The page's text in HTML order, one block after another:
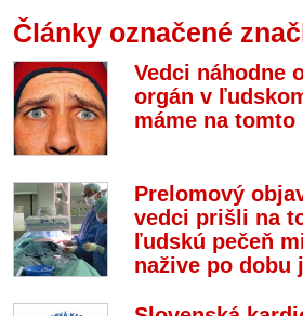
Články označené
Vedci náhodne
orgán v
máme na tomto
Prelomový
vedci prišli na
ľudskú pečeň
nažive po dobu